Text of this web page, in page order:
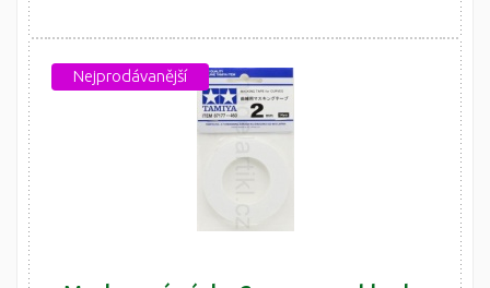
Nejprodávanější